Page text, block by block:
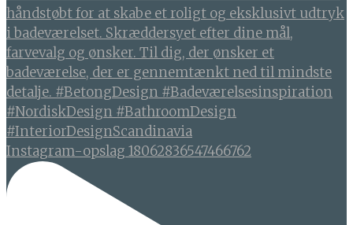
Instagram-opslag 18062836547466762